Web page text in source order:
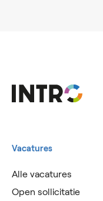
Vacatures
Alle vacatures
Open sollicitatie